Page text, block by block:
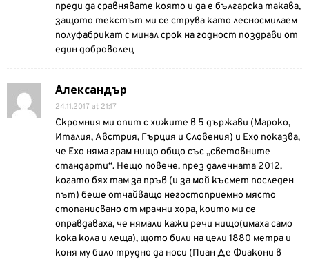
преди да сравнявате която и да е българска такава,
защото текстът ми се струва като лесносмилаем
полуфабрикат с минал срок на годност поздрави от
един доброволец
Александър
24.11.2017 at 21:17
Скромния ми опит с хижите в 5 държави (Мароко,
Италия, Австрия, Гърция и Словения) и Ехо показва,
че Ехо няма грам нищо общо със „световните
стандарти“. Нещо повече, през далечната 2012,
когато бях там за пръв (и за мой късмет последен
път) беше отчайващо негостоприемно място
стопанисвано от мрачни хора, които ми се
оправдаваха, че нямали кажи речи нищо(имаха само
кока кола и леща), щото били на цели 1880 метра и
коня му било трудно да носи (Пиан Де Фиакони в